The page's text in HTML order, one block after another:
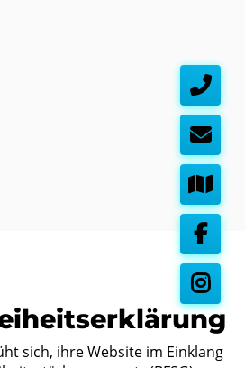
sich, ihre Website im Einklang